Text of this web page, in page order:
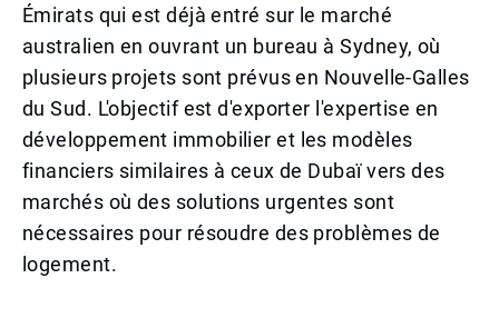
Émirats qui est déjà entré sur le marché
australien en ouvrant un bureau à Sydney, où
plusieurs projets sont prévus en Nouvelle-Galles
du Sud. L'objectif est d'exporter l'expertise en
développement immobilier et les modèles
financiers similaires à ceux de Dubaï vers des
marchés où des solutions urgentes sont
nécessaires pour résoudre des problèmes de
logement.